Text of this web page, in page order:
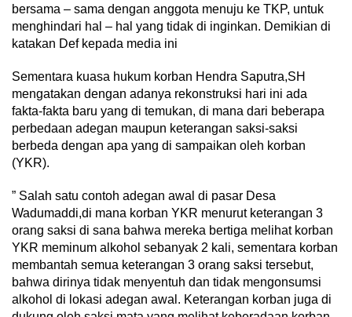
bersama – sama dengan anggota menuju ke TKP, untuk
menghindari hal – hal yang tidak di inginkan. Demikian di
katakan Def kepada media ini
Sementara kuasa hukum korban Hendra Saputra,SH
mengatakan dengan adanya rekonstruksi hari ini ada
fakta-fakta baru yang di temukan, di mana dari beberapa
perbedaan adegan maupun keterangan saksi-saksi
berbeda dengan apa yang di sampaikan oleh korban
(YKR).
” Salah satu contoh adegan awal di pasar Desa
Wadumaddi,di mana korban YKR menurut keterangan 3
orang saksi di sana bahwa mereka bertiga melihat korban
YKR meminum alkohol sebanyak 2 kali, sementara korban
membantah semua keterangan 3 orang saksi tersebut,
bahwa dirinya tidak menyentuh dan tidak mengonsumsi
alkohol di lokasi adegan awal. Keterangan korban juga di